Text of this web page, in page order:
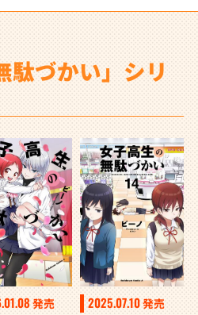
駄づかい」シリ
発売 2025.07.10発売